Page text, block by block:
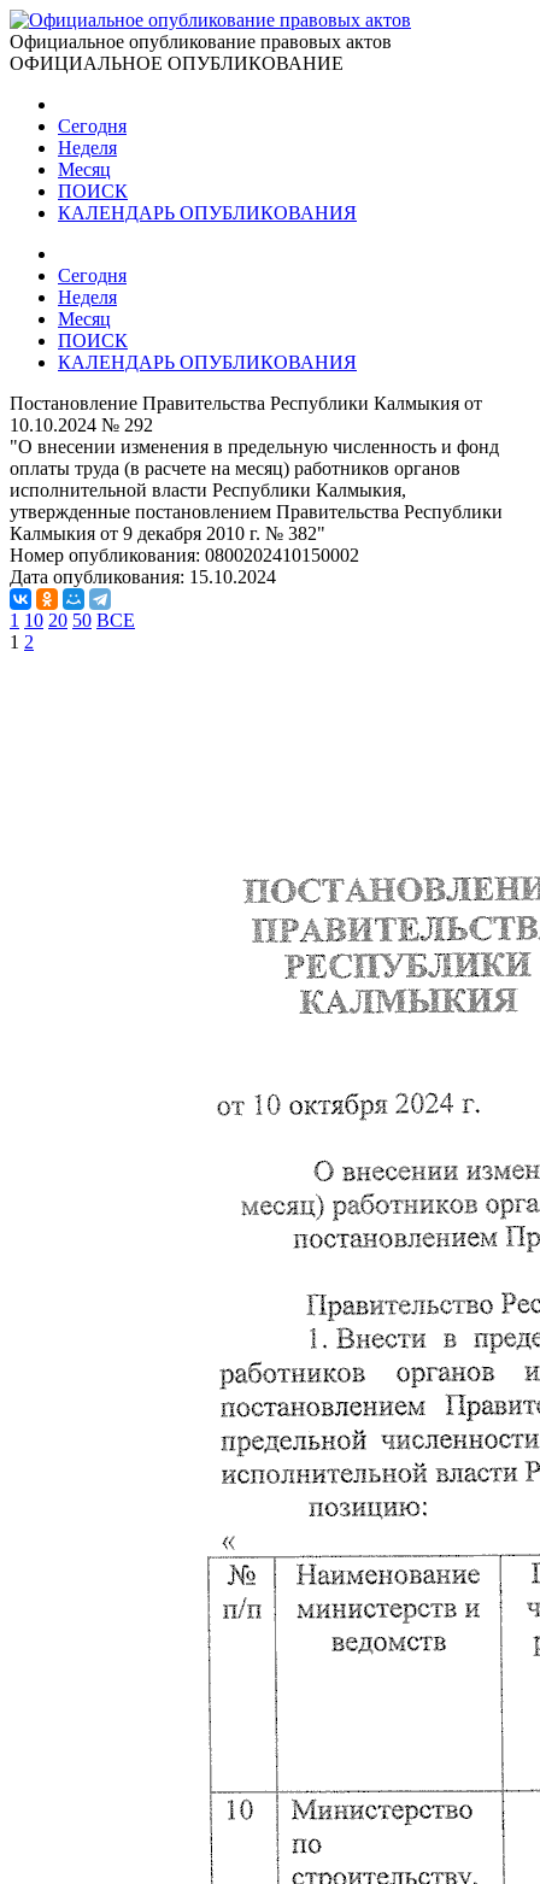
Официальное опубликование правовых актов
ОФИЦИАЛЬНОЕ ОПУБЛИКОВАНИЕ
Сегодня
Неделя
Месяц
ПОИСК
КАЛЕНДАРЬ ОПУБЛИКОВАНИЯ
Сегодня
Неделя
Месяц
ПОИСК
КАЛЕНДАРЬ ОПУБЛИКОВАНИЯ
Постановление Правительства Республики Калмыкия от
10.10.2024 № 292
"О внесении изменения в предельную численность и фонд
оплаты труда (в расчете на месяц) работников органов
исполнительной власти Республики Калмыкия,
утвержденные постановлением Правительства Республики
Калмыкия от 9 декабря 2010 г. № 382"
Номер опубликования: 0800202410150002
Дата опубликования: 15.10.2024
1 10 20 50 ВСЕ
1 2